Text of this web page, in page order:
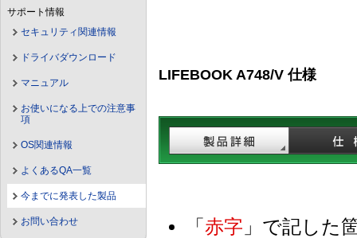
サポート情報
セキュリティ関連情報
ドライバダウンロード
マニュアル
お使いになる上での注意事
項
OS関連情報
よくあるQA一覧
今までに発表した製品
お問い合わせ
LIFEBOOK A748/V 仕様
「 赤字 」で記した